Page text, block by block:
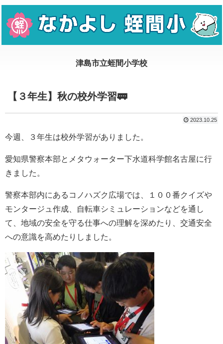
【３年生】秋の校外学習🚃
2023.10.25
今週、３年生は校外学習がありました。
愛知県警察本部とメタウォーター下水道科学館名古屋に行
きました。
警察本部内にあるコノハズク広場では、１００番クイズや
モンタージュ作成、自転車シミュレーションなどを通し
て、地域の安全を守る仕事への理解を深めたり、交通安全
への意識を高めたりしました。